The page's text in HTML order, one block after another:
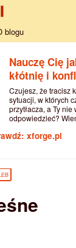
blogu
Nauczę Cię
kłótnię i
Czujesz, że tracisz
sytuacji, w których
przytłacza, a Ty
odpowiedzieć?
xforge.pl